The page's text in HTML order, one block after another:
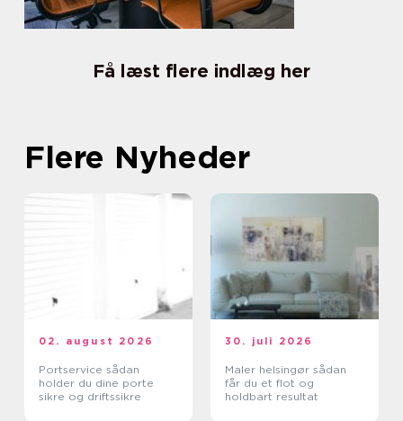
Få læst flere indlæg her
Flere Nyheder
02. august 2026
Portservice sådan
holder du dine porte
sikre og driftssikre
30. juli 2026
Maler helsingør sådan
får du et flot og
holdbart resultat